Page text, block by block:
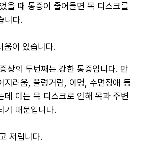
을 때 통증이 줄어들면 목 디스크를
니다.
움이 있습니다.
상의 두번째는 강한 통증입니다. 만
지러움, 울렁거림, 이명, 수면장애 등
데 이는 목 디스크로 인해 목과 주변
기 때문입니다.
저립니다.